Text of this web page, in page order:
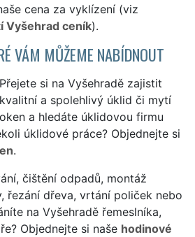
cena za vyklízení (viz
Vyšehrad ceník).
VÁM MŮŽEME NABÍDNOUT
Přejete si na Vyšehradě zajistit
kvalitní a spolehlivý úklid či mytí
oken a hledáte úklidovou firmu
úklidové práce? Objednejte si
.
čištění odpadů, montáž
řezání dřeva, vrtání poliček nebo
na Vyšehradě řemeslníka,
Objednejte si naše hodinové